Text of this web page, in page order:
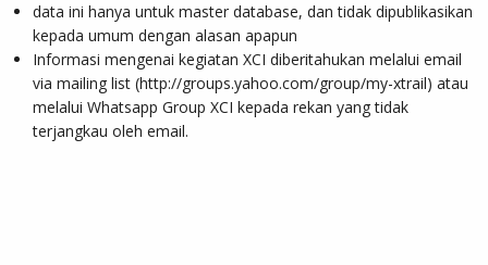
data ini hanya untuk master database, dan tidak dipublikasikan
kepada umum dengan alasan apapun
Informasi mengenai kegiatan XCI diberitahukan melalui email
via mailing list (http://groups.yahoo.com/group/my-xtrail) atau
melalui Whatsapp Group XCI kepada rekan yang tidak
terjangkau oleh email.